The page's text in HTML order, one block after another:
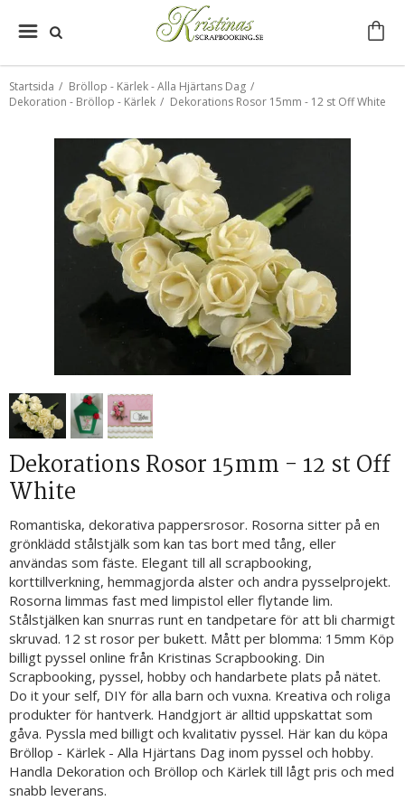
Startsida / Bröllop - Kärlek - Alla Hjärtans Dag /
Dekoration - Bröllop - Kärlek / Dekorations Rosor 15mm - 12 st Off White
Dekorations Rosor 15mm - 12 st Off
White
Romantiska, dekorativa pappersrosor. Rosorna sitter på en
grönklädd stålstjälk som kan tas bort med tång, eller
användas som fäste. Elegant till all scrapbooking,
korttillverkning, hemmagjorda alster och andra pysselprojekt.
Rosorna limmas fast med limpistol eller flytande lim.
Stålstjälken kan snurras runt en tandpetare för att bli charmigt
skruvad. 12 st rosor per bukett. Mått per blomma: 15mm Köp
billigt pyssel online från Kristinas Scrapbooking. Din
Scrapbooking, pyssel, hobby och handarbete plats på nätet.
Do it your self, DIY för alla barn och vuxna. Kreativa och roliga
produkter för hantverk. Handgjort är alltid uppskattat som
gåva. Pyssla med billigt och kvalitativ pyssel. Här kan du köpa
Bröllop - Kärlek - Alla Hjärtans Dag inom pyssel och hobby.
Handla Dekoration och Bröllop och Kärlek till lågt pris och med
snabb leverans.